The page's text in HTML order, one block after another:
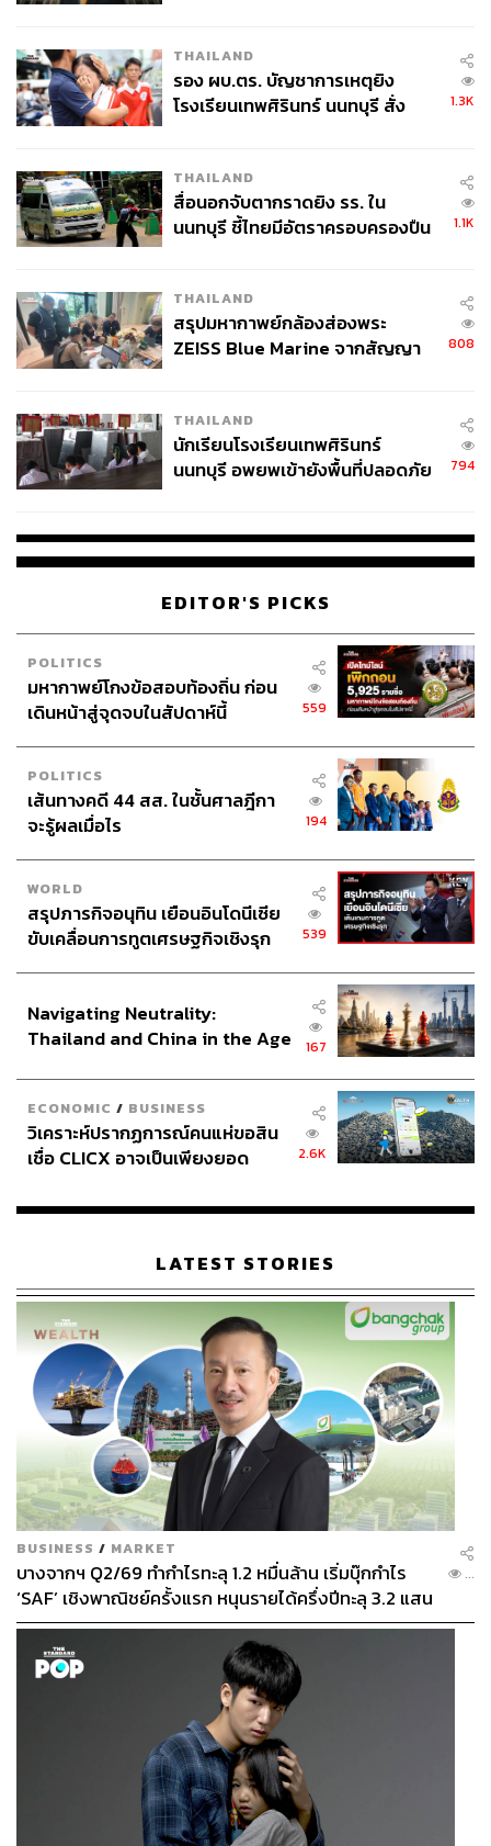
THAILAND
รอง ผบ.ตร. บัญชาการเหตุยิง
โรงเรียนเทพศิรินทร์ นนทบุรี สั่ง
1.3K
THAILAND
สื่อนอกจับตากราดยิง รร. ใน
นนทบุรี ชี้ไทยมีอัตราครอบครองปืน
1.1K
THAILAND
สรุปมหากาพย์กล้องส่องพระ
ZEISS Blue Marine จากสัญญา
จ่ายหนี้-แอบระบุแบรนด์
808
THAILAND
นักเรียนโรงเรียนเทพศิรินทร์
นนทบุรี อพยพเข้ายังพื้นที่ปลอดภัย
794
EDITOR'S PICKS
POLITICS
มหากาพย์โกงข้อสอบท้องถิ่น ก่อน
เดินหน้าสู่จุดจบในสัปดาห์นี้
559
POLITICS
เส้นทางคดี 44 สส. ในชั้นศาลฎีกา
จะรู้ผลเมื่อไร
194
WORLD
สรุปภารกิจอนุทิน เยือนอินโดนีเซีย
ขับเคลื่อนการทูตเศรษฐกิจเชิงรุก
539
Navigating Neutrality:
Thailand and China in the Age
167
ECONOMIC / BUSINESS
วิเคราะห์ปรากฏการณ์คนแห่ขอสิน
เชื่อ CLICX อาจเป็นเพียงยอด
เรือนไทยที่ถูกซุกไว้
2.6K
LATEST STORIES
BUSINESS / MARKET
บางจากฯ Q2/69 ทำกำไรทะลุ 1.2 หมื่นล้าน เริ่มบุ๊กกำไร
‘SAF’ เชิงพาณิชย์ครั้งแรก หนุนรายได้ครึ่งปีทะลุ 3.2 แสน
ล้าน
...